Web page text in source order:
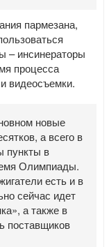
пармезана,
– инсинераторы
процесса
видеосъемки.
новые
а всего в
пункты в
Олимпиады.
есть и в
сейчас идет
а также в
поставщиков